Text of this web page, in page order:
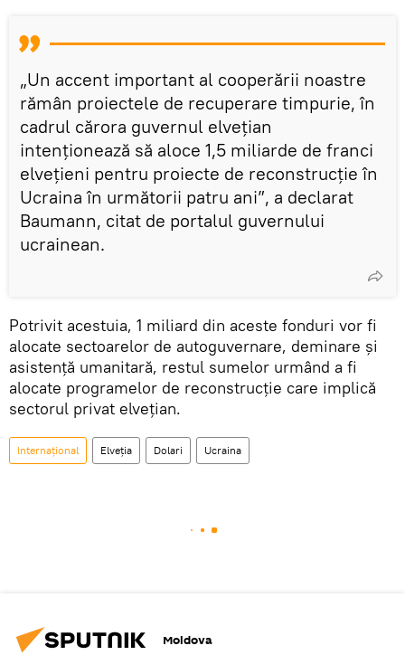
„Un accent important al cooperării noastre
rămân proiectele de recuperare timpurie, în
cadrul cărora guvernul elvețian
intenționează să aloce 1,5 miliarde de franci
elvețieni pentru proiecte de reconstrucție în
Ucraina în următorii patru ani”, a declarat
Baumann, citat de portalul guvernului
ucrainean.
Potrivit acestuia, 1 miliard din aceste fonduri vor fi
alocate sectoarelor de autoguvernare, deminare și
asistență umanitară, restul sumelor urmând a fi
alocate programelor de reconstrucție care implică
sectorul privat elvețian.
Internațional Elveția Dolari Ucraina
Moldova